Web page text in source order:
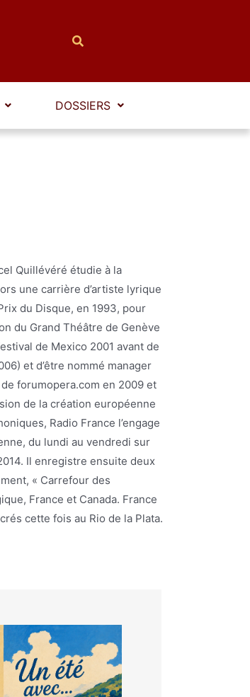
DOSSIERS
Quillévéré étudie à la
une carrière d’artiste lyrique
du Disque, en 1993, pour
du Grand Théâtre de Genève
de Mexico 2001 avant de
et d’être nommé manager
forumopera.com en 2009 et
de la création européenne
Radio France l’engage
du lundi au vendredi sur
Il enregistre ensuite deux
« Carrefour des
France et Canada. France
cette fois au Rio de la Plata.